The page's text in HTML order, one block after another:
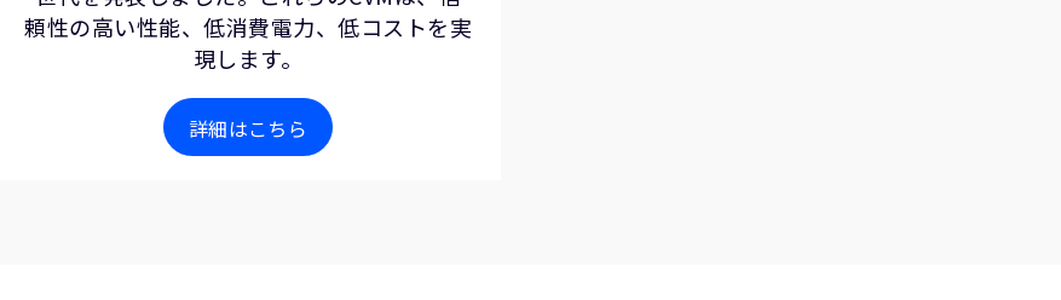
頼性の高い性能、低消費電力、低コストを実
現します。
詳細はこちら